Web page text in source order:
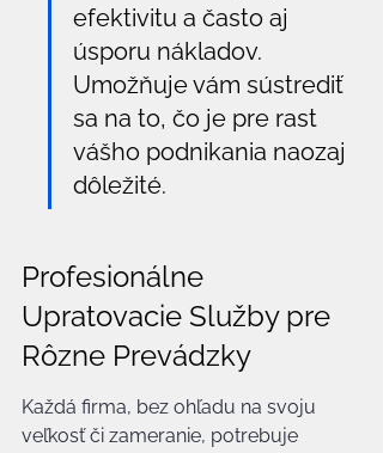
efektivitu a často aj
úsporu nákladov.
Umožňuje vám sústrediť
sa na to, čo je pre rast
vášho podnikania naozaj
dôležité.
Profesionálne
Upratovacie Služby pre
Rôzne Prevádzky
Každá firma, bez ohľadu na svoju
veľkosť či zameranie, potrebuje